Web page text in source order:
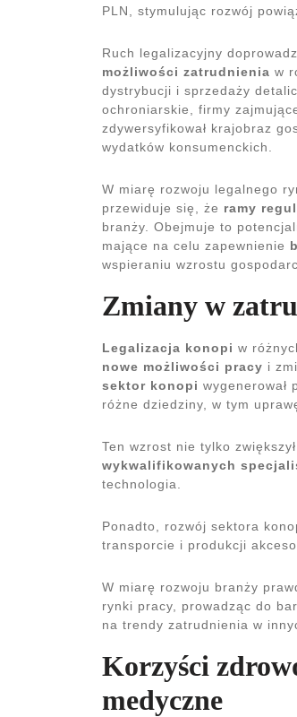
PLN, stymulując rozwój
Ruch legalizacyjny
możliwości zatrudnienia w
dystrybucji i sprzedaży
ochroniarskie, firmy
zdywersyfikował krajobraz
wydatków konsumenckich.
W miarę rozwoju legalnego
przewiduje się, że ramy
branży. Obejmuje to
mające na celu zapewnienie
wspieraniu wzrostu
Zmiany w
Legalizacja konopi w
nowe możliwości pracy i
sektor konopi wygenerował
różne dziedziny, w tym
Ten wzrost nie tylko
wykwalifikowanych
technologia.
Ponadto, rozwój sektora
transporcie i produkcji
W miarę rozwoju branży
rynki pracy, prowadząc do
na trendy zatrudnienia w
Korzyści
medyczne